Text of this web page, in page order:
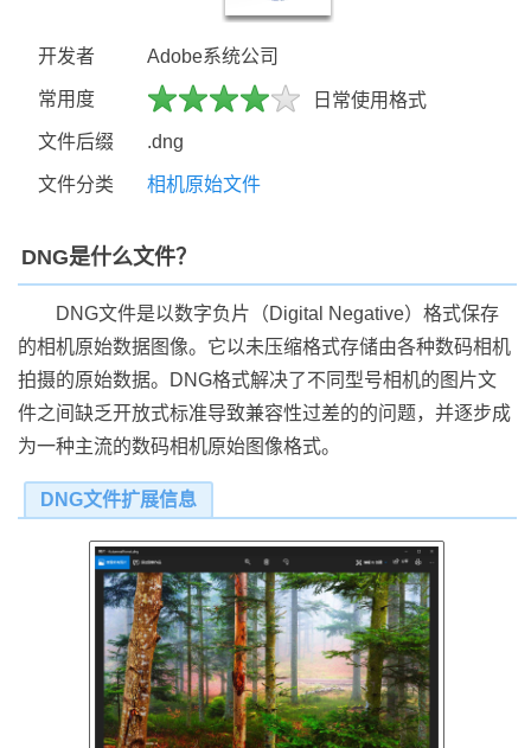
开发者 Adobe系统公司
常用度 日常使用格式
文件后缀 .dng
文件分类 相机原始文件
DNG是什么文件？
DNG文件是以数字负片（Digital Negative）格式保存
的相机原始数据图像。它以未压缩格式存储由各种数码相机
拍摄的原始数据。DNG格式解决了不同型号相机的图片文
件之间缺乏开放式标准导致兼容性过差的的问题，并逐步成
为一种主流的数码相机原始图像格式。
DNG文件扩展信息